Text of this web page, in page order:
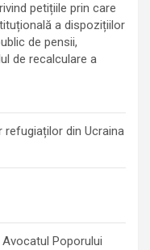
petițiile prin care
a dispozițiilor
de pensii,
de recalculare a
refugiaților din Ucraina
Poporului